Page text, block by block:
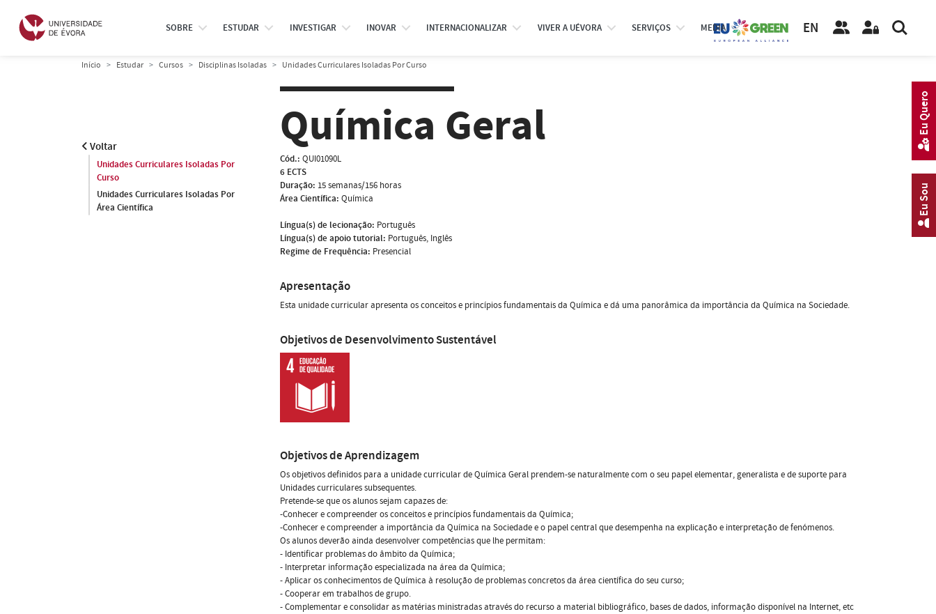
SOBRE ESTUDAR INVESTIGAR INOVAR INTERNACIONALIZAR VIVER A UÉVORA SERVIÇOS MEDIA EN
Início Estudar Cursos Disciplinas Isoladas Unidades Curriculares Isoladas Por Curso
Voltar
Unidades Curriculares Isoladas Por
Curso
Unidades Curriculares Isoladas Por
Área Científica
Química Geral
Cód.: QUI01090L
6 ECTS
Duração: 15 semanas/156 horas
Área Científica: Química
Língua(s) de lecionação: Português
Língua(s) de apoio tutorial: Português, Inglês
Regime de Frequência: Presencial
Apresentação
Esta unidade curricular apresenta os conceitos e princípios fundamentais da Química e dá uma panorâmica da importância da Química na Sociedade.
Objetivos de Desenvolvimento Sustentável
Objetivos de Aprendizagem
Os objetivos definidos para a unidade curricular de Química Geral prendem-se naturalmente com o seu papel elementar, generalista e de suporte para
Unidades curriculares subsequentes.
Pretende-se que os alunos sejam capazes de:
-Conhecer e compreender os conceitos e princípios fundamentais da Química;
-Conhecer e compreender a importância da Química na Sociedade e o papel central que desempenha na explicação e interpretação de fenómenos.
Os alunos deverão ainda desenvolver competências que lhe permitam:
- Identificar problemas do âmbito da Química;
- Interpretar informação especializada na área da Química;
- Aplicar os conhecimentos de Química à resolução de problemas concretos da área científica do seu curso;
- Cooperar em trabalhos de grupo.
- Complementar e consolidar as matérias ministradas através do recurso a material bibliográfico, bases de dados, informação disponível na Internet, etc
Eu Sou
Eu Quero